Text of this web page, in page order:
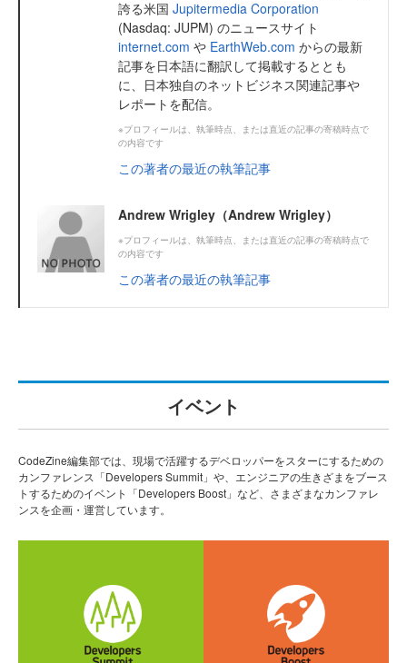
誇る米国 Jupitermedia Corporation
(Nasdaq: JUPM) のニュースサイト
internet.com や EarthWeb.com からの最新
記事を日本語に翻訳して掲載するととも
に、日本独自のネットビジネス関連記事や
レポートを配信。
※プロフィールは、執筆時点、または直近の記事の寄稿時点で
の内容です
この著者の最近の執筆記事
Andrew Wrigley（Andrew Wrigley）
※プロフィールは、執筆時点、または直近の記事の寄稿時点で
の内容です
この著者の最近の執筆記事
イベント
CodeZine編集部では、現場で活躍するデベロッパーをスターにするための
カンファレンス「Developers Summit」や、エンジニアの生きざまをブース
トするためのイベント「Developers Boost」など、さまざまなカンファレ
ンスを企画・運営しています。